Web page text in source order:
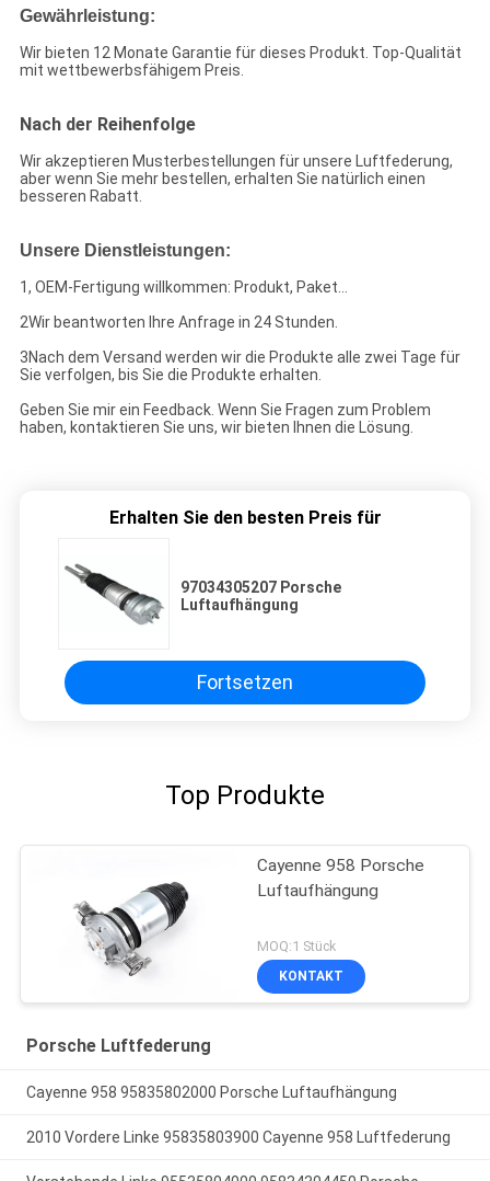
Gewährleistung:
Wir bieten 12 Monate Garantie für dieses Produkt. Top-Qualität
mit wettbewerbsfähigem Preis.
Nach der Reihenfolge
Wir akzeptieren Musterbestellungen für unsere Luftfederung,
aber wenn Sie mehr bestellen, erhalten Sie natürlich einen
besseren Rabatt.
Unsere Dienstleistungen:
1, OEM-Fertigung willkommen: Produkt, Paket...
2Wir beantworten Ihre Anfrage in 24 Stunden.
3Nach dem Versand werden wir die Produkte alle zwei Tage für
Sie verfolgen, bis Sie die Produkte erhalten.
Geben Sie mir ein Feedback. Wenn Sie Fragen zum Problem
haben, kontaktieren Sie uns, wir bieten Ihnen die Lösung.
Erhalten Sie den besten Preis für
97034305207 Porsche
Luftaufhängung
Fortsetzen
Top Produkte
Cayenne 958 Porsche
Luftaufhängung
MOQ:1 Stück
KONTAKT
Porsche Luftfederung
Cayenne 958 95835802000 Porsche Luftaufhängung
2010 Vordere Linke 95835803900 Cayenne 958 Luftfederung